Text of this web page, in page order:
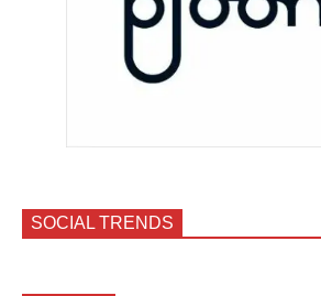
SOCIAL TRENDS